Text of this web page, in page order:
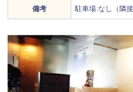
備考 駐車場:なし（隣